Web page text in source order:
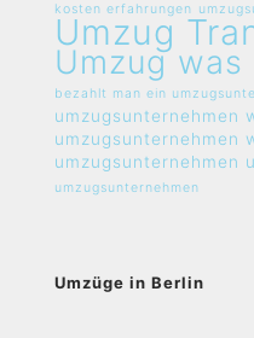
kosten erfahrungen
Umzug
Umzug
bezahlt man ein
umzugsunternehmen
umzugsunternehmen
umzugsunternehmen
umzugsunternehmen
Umzüge in Berlin